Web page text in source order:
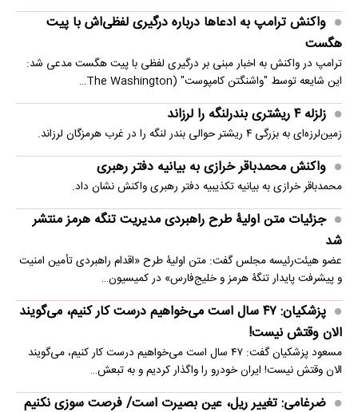
واکنش ترامپ به ادعاها درباره درگیری لفظی‌اش با پیت
هگست
ترامپ در واکنش به اخبار مبنی بر درگیری لفظی با پیت هگست مدعی شد:
این شایعه توسط "واشنگتن کامپوست" (The Washington…
زلزله ۴ ریشتری بندرلنگه را لرزاند
زمین‌لرزه‌ای به بزرگی ۴ ریشتر حوالی بندر لنگه را در غرب هرمزگان لرزاند.
واکنش محمدباقر خرازی به بیانیه دفتر رهبری
محمدباقر خرازی به بیانیه تکذیبیه دفتر رهبری واکنش نشان داد.
جزئیات متن اولیۀ طرح راهبردی مدیریت تنگه هرمز منتشر
شد
عضو هیئت‌رئیسه مجلس گفت: متن اولیۀ طرح «اقدام راهبردی تأمین امنیت
و پیشرفت پایدار تنگۀ هرمز و خلیج‌فارس» در کمیسیون…
پزشکیان: ۴۷ سال است می‌خواهیم درست کار کنیم، می‌گویند
الان وقتش نیست!
مسعود پزشکیان گفت: ۴۷ سال است می‌خواهیم درست کار کنیم، می‌گویند
الان وقتش نیست! ایران خودرو را واگذار کردیم و به تبعش…
ضرغامی: تغییر ریل، عین بصیرت است/ فرصت سوزی نکنیم